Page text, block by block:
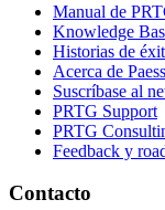
Manual de
Knowledge
Historias de
Acerca de
Suscríbase al
PRTG Support
PRTG
Feedback y
Contacto